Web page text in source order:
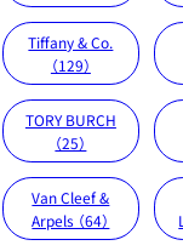
Tiffany & Co.
（129）
TORY BURCH
（25）
Van Cleef &
Arpels （64）